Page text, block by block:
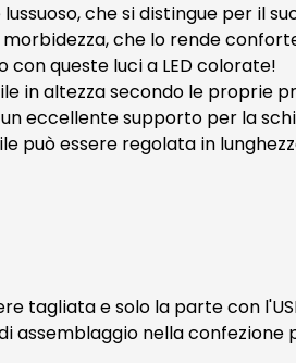
che si distingue per il
che lo rende
con queste luci a LED colorate!
in altezza secondo le proprie
eccellente supporto per la
può essere regolata in
tagliata e solo la parte con
assemblaggio nella confezione